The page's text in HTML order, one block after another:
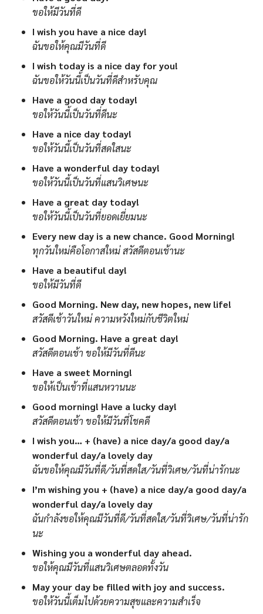
ขอให้มีวันที่ดี
I wish you have a nice day!
ฉันขอให้คุณมีวันที่ดี
I wish today is a nice day for you!
ฉันขอให้วันนี้เป็นวันที่ดีสำหรับคุณ
Have a good day today!
ขอให้วันนี้เป็นวันที่ดีนะ
Have a nice day today!
ขอให้วันนี้เป็นวันที่สดใสนะ
Have a wonderful day today!
ขอให้วันนี้เป็นวันที่แสนวิเศษนะ
Have a great day today!
ขอให้วันนี้เป็นวันที่ยอดเยี่ยมนะ
Every new day is a new chance. Good Morning!
ทุกวันใหม่คือโอกาสใหม่ สวัสดีตอนเช้านะ
Have a beautiful day!
ขอให้มีวันที่ดี
Good Morning. New day, new hopes, new life!
สวัสดีเช้าวันใหม่ ความหวังใหม่กับชีวิตใหม่
Good Morning. Have a great day!
สวัสดีตอนเช้า ขอให้มีวันที่ดีนะ
Have a sweet Morning!
ขอให้เป็นเช้าที่แสนหวานนะ
Good morning! Have a lucky day!
สวัสดีตอนเช้า ขอให้มีวันที่โชคดี
I wish you… + (have) a nice day/a good day/a
wonderful day/a lovely day
ฉันขอให้คุณมีวันที่ดี/วันที่สดใส/วันที่วิเศษ/วันที่น่ารักนะ
I’m wishing you + (have) a nice day/a good day/a
wonderful day/a lovely day
ฉันกำลังขอให้คุณมีวันที่ดี/วันที่สดใส/วันที่วิเศษ/วันที่น่ารัก
นะ
Wishing you a wonderful day ahead.
ขอให้คุณมีวันที่แสนวิเศษตลอดทั้งวัน
May your day be filled with joy and success.
ขอให้วันนี้เต็มไปด้วยความสุขและความสำเร็จ